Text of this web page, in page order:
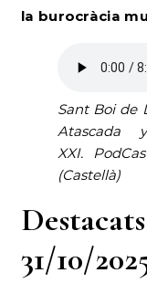
la burocràcia
Sant Boi de
XXI.
(Castellà)
31/10/